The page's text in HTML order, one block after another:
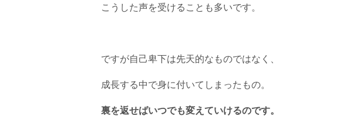
こうした声を受けることも多いです。
ですが自己卑下は先天的なものではなく、
成長する中で身に付いてしまったもの。
裏を返せばいつでも変えていけるのです。